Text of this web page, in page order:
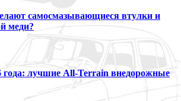
самосмазывающиеся втулки и
меди?
года: лучшие All-Terrain внедорожные